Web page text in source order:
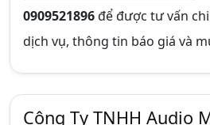
0909521896để được tư vấn
dịch vụ, thông tin báo giá và
Công Ty TNHH Audio